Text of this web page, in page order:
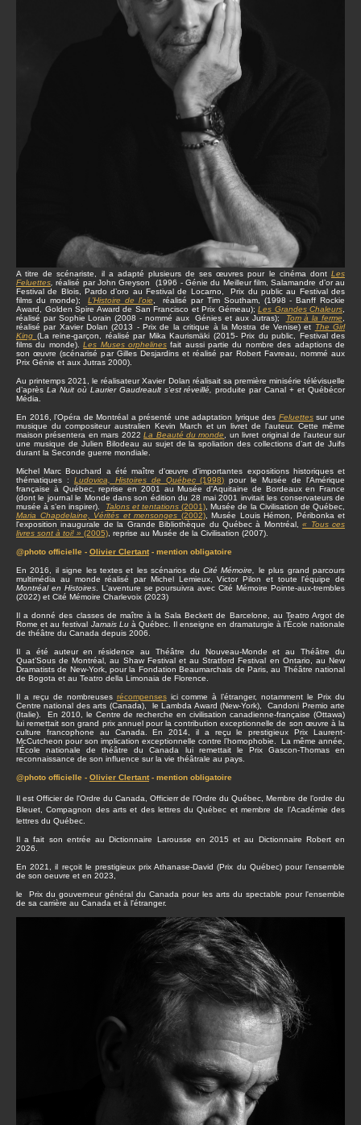
A titre de scénariste, il a adapté plusieurs de ses œuvres pour le cinéma dont Les
Feluettes réalisé par John Greyson (1996 - Génie du Meilleur film, Salamandre d’or au
Festival de Blois, Pardo d’oro au Festival de Locarno, Prix du public au Festival des
films du monde);L’Histoire de l’oie , réalisé par Tim Southam, (1998 - Banff Rockie
Award, Golden Spire Award de San Francisco et Prix Gémeau); Les Grandes Chaleurs
réalisé par Sophie Lorain (2008 - nommé aux Génies et aux Jutras);
Tom à la ferme
réalisé par Xavier Dolan (2013 - Prix de la critique à la Mostra de Venise) et The Girl
King (La reine-garçon, réalisé par Mika Kaurismäki (2015- Prix du public, Festival des
films du monde).Les Muses orphelinesfait aussi partie du nombre des adaptions de
son œuvre (scénarisé par Gilles Desjardins et réalisé par Robert Favreau, nommé aux
Prix Génie et aux Jutras 2000).
Au printemps 2021, le réalisateur Xavier Dolan réalisait sa première minisérie télévisuelle
d’après La Nuit où Laurier Gaudreault s’est réveillé,produite par Canal + et Québécor
Média.
En 2016, l’Opéra de Montréal a présenté une adaptation lyrique des Feluettessur une
musique du compositeur australien Kevin March et un livret de l’auteur. Cette même
maison présentera en mars 2022La Beauté du monde
, un livret original de l’auteur sur
une musique de Julien Bilodeau au sujet de la spoliation des collections d’art de Juifs
durant la Seconde guerre mondiale.
Michel Marc Bouchard a été maître d'œuvre d'importantes expositions historiques et
thématiques : Ludovica, Histoires de Québec(1998) pour le Musée de l'Amérique
française à Québec, reprise en 2001 au Musée d'Aquitaine de Bordeaux en France
(dont le journal le Monde dans son édition du 28 mai 2001 invitait les conservateurs de
musée à s’en inspirer).
Talons et tentations(2001) , Musée de la Civilisation de Québec,
Maria Chapdelaine, Vérités et mensonges (2002), Musée Louis Hémon, Péribonka et
l'exposition inaugurale de la Grande Bibliothèque du Québec à Montréal,« Tous ces
livres sont à toi! » (2005) , reprise au Musée de la Civilisation (2007).
@photo officielle - Olivier Clertant- mention obligatoire
En 2016, il signe les textes et les scénarios du Cité Mémoire, le plus grand parcours
multimédia au monde réalisé par Michel Lemieux, Victor Pilon et toute l'équipe de
Montréal en Histoires. L'aventure se poursuivra avec Cité Mémoire Pointe-aux-trembles
(2022) et Cité Mémoire Charlevoix (2023)
Il a donné des classes de maître à la Sala Beckett de Barcelone, au Teatro Argot de
Rome et au festival Jamais Luà Québec. Il enseigne en dramaturgie à l’École nationale
de théâtre du Canada depuis 2006.
Il a été auteur en résidence au Théâtre du Nouveau-Monde et au Théâtre du
Quat’Sous de Montréal, au Shaw Festival et au Stratford Festival en Ontario, au New
Dramatists de New-York, pour la Fondation Beaumarchais de Paris, au Théâtre national
de Bogota et au Teatro della Limonaia de Florence.
Il a reçu de nombreuses récompensesici comme à l’étranger, notamment le Prix du
Centre national des arts (Canada), le Lambda Award (New-York), Candoni Premio arte
(Italie). En 2010, le Centre de recherche en civilisation canadienne-française (Ottawa)
lui remettait son grand prix annuel pour la contribution exceptionnelle de son œuvre à la
culture francophone au Canada. En 2014, il a reçu le prestigieux Prix Laurent-
McCutcheon pour son implication exceptionnelle contre l’homophobie. La même année,
l’École nationale de théâtre du Canada lui remettait le Prix Gascon-Thomas en
reconnaissance de son influence sur la vie théâtrale au pays.
@photo officielle - Olivier Clertant- mention obligatoire
Il est Officier de l'Ordre du Canada, Officierr de l'Ordre du Québec, Membre de l’ordre du
Bleuet, Compagnon des arts et des lettres du Québec et membre de l’Académie des
lettres du Québec.
Il a fait son entrée au Dictionnaire Larousse en 2015 et au Dictionnaire Robert en
2026.
En 2021, il reçoit le prestigieux prix Athanase-David (Prix du Québec) pour l’ensemble
de son oeuvre et en 2023,
le Prix du gouverneur général du Canada pour les arts du spectable pour l'ensemble
de sa carrière au Canada et à l'étranger.